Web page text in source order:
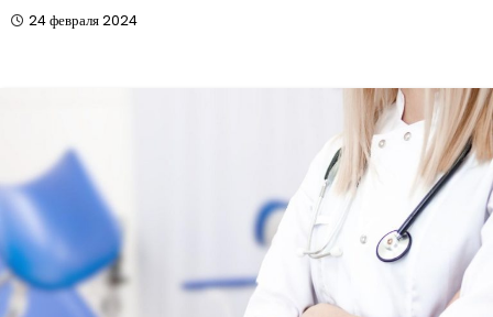
24 февраля 2024